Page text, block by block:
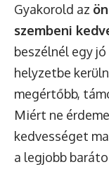
Gyakorold az
szembeni
beszélnél egy
helyzetbe
megértőbb,
Miért ne
kedvességet
a legjobb